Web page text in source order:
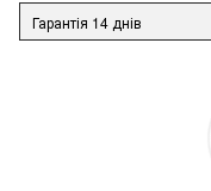
Гарантія 14 днів